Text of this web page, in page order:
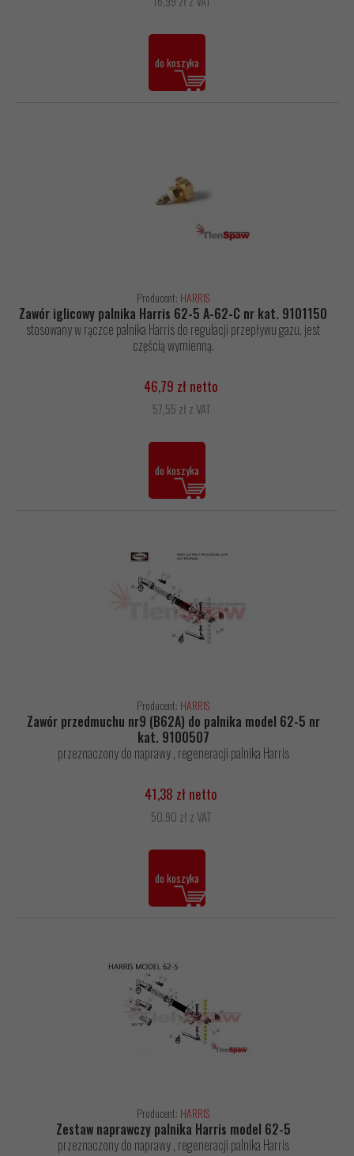
do koszyka
Producent: HARRIS
Zawór iglicowy palnika Harris 62-5 A-62-C nr kat. 9101150
stosowany w rączce palnika Harris do regulacji przepływu gazu, jest
częścią wymienną.
46,79 zł netto
57,55 zł z VAT
do koszyka
Producent: HARRIS
Zawór przedmuchu nr9 (B62A) do palnika model 62-5 nr
kat. 9100507
przeznaczony do naprawy , regeneracji palnika Harris
41,38 zł netto
50,90 zł z VAT
do koszyka
Producent: HARRIS
Zestaw naprawczy palnika Harris model 62-5
przeznaczony do naprawy , regeneracji palnika Harris